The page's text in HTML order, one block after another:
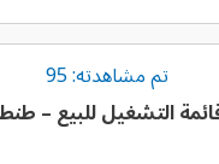
تم مشاهدته: 95
التشغيل للبيع –